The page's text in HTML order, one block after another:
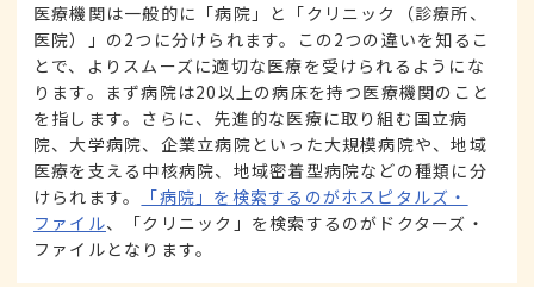
医療機関は一般的に「病院」と「クリニック（診療所、
医院）」の2つに分けられます。この2つの違いを知るこ
とで、よりスムーズに適切な医療を受けられるようにな
ります。まず病院は20以上の病床を持つ医療機関のこと
を指します。さらに、先進的な医療に取り組む国立病
院、大学病院、企業立病院といった大規模病院や、地域
医療を支える中核病院、地域密着型病院などの種類に分
けられます。
「病院」を検索するのがホスピタルズ・
ファイル、「クリニック」を検索するのがドクターズ・
ファイルとなります。